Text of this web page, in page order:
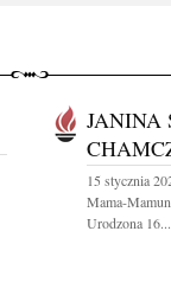
JANINA
15 stycznia
Mama-
Urodzona 16...